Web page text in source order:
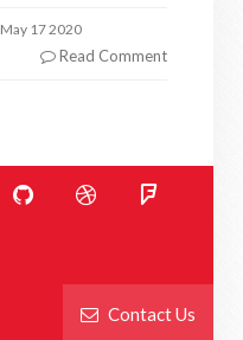
May 17 2020
Read Comment
Contact Us